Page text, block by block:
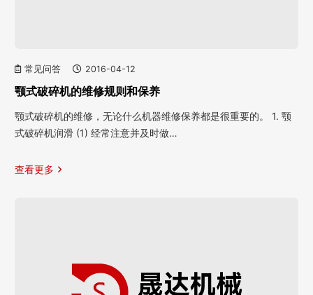
常见问答 2016-04-12
颚式破碎机的维修规则和保养
颚式破碎机的维修，无论什么机器维修保养都是很重要的。 1. 颚
式破碎机润滑 (1) 经常注意并及时做…
查看更多